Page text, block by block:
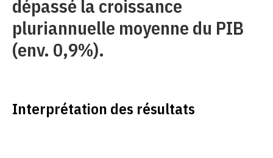
dépassé la croissance
pluriannuelle moyenne du PIB
(env. 0,9%).
Interprétation des résultats